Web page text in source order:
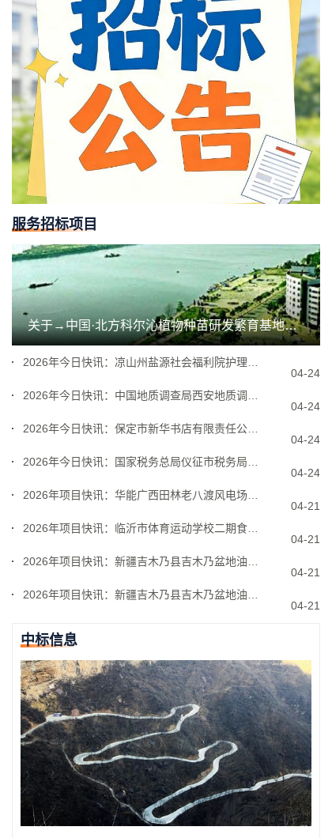
服务招标项目
关于→中国·北方科尔沁植物种苗研发繁育基地采购物联
2026年今日快讯：凉山州盐源社会福利院护理区住房
04-24
2026年今日快讯：中国地质调查局西安地质调查中心
04-24
2026年今日快讯：保定市新华书店有限责任公司易县
04-24
2026年今日快讯：国家税务总局仪征市税务局保安服
04-24
2026年项目快讯：华能广西田林老八渡风电场项目P
04-21
2026年项目快讯：临沂市体育运动学校二期食堂劳务
04-21
2026年项目快讯：新疆吉木乃县吉木乃盆地油气资源
04-21
2026年项目快讯：新疆吉木乃县吉木乃盆地油气资源
04-21
中标信息